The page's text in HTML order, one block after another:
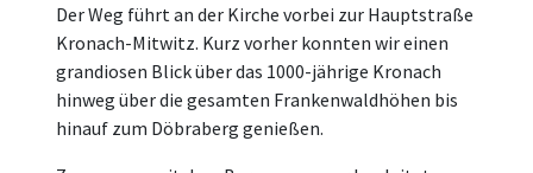
Der Weg führt an der Kirche vorbei zur Hauptstraße
Kronach-Mitwitz. Kurz vorher konnten wir einen
grandiosen Blick über das 1000-jährige Kronach
hinweg über die gesamten Frankenwaldhöhen bis
hinauf zum Döbraberg genießen.